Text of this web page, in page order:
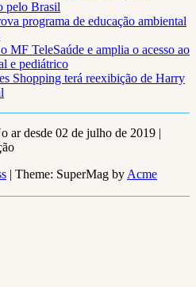
pelo Brasil
programa de educação ambiental
MF TeleSaúde e amplia o acesso ao
e pediátrico
Shopping terá reexibição de Harry
ar desde 02 de julho de 2019 |
| Theme: SuperMag by Acme